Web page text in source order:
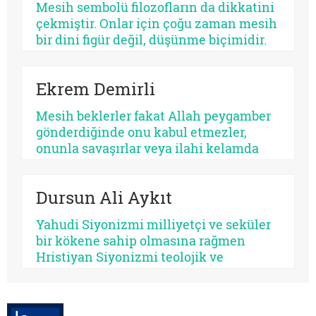
bazısı sertleştirir. Bazısı dayanıklılık
üretir, bazısı düşmanlık.
Mesih sembolü filozofların da dikkatini
çekmiştir. Onlar için çoğu zaman mesih
bir dini figür değil, düşünme biçimidir.
onun çoktan sekülerleştiğini ve modern
savunur.
Ekrem Demirli
Mesih beklerler fakat Allah peygamber
gönderdiğinde onu kabul etmezler,
onunla savaşırlar veya ilahi kelamda
için de bunu düşünmek mümkündür:
Beklediklerini iddia ettikleri kurtarıcı
gelse onu da tanımayacaklardır.
Dursun Ali Aykıt
Yahudi Siyonizmi milliyetçi ve seküler
bir kökene sahip olmasına rağmen
Hristiyan Siyonizmi teolojik ve
Siyonizminin İsrail’e yönelik siyasî